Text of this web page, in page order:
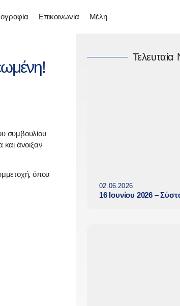
Επικοινωνία Μέλη
συμβουλίου
και άνοιξαν
όπου
Τελευταία
02.06.2026
16 Ιουνίου 2026 –